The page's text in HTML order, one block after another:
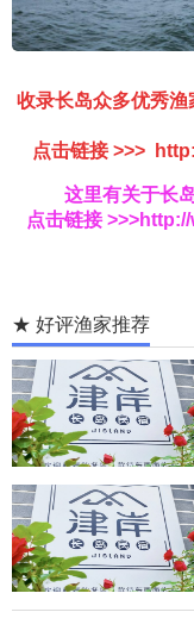
收录长岛众多优秀
点击链接 >>>
这里有关于长
点击链接 >>>http://
★ 好评渔家推荐